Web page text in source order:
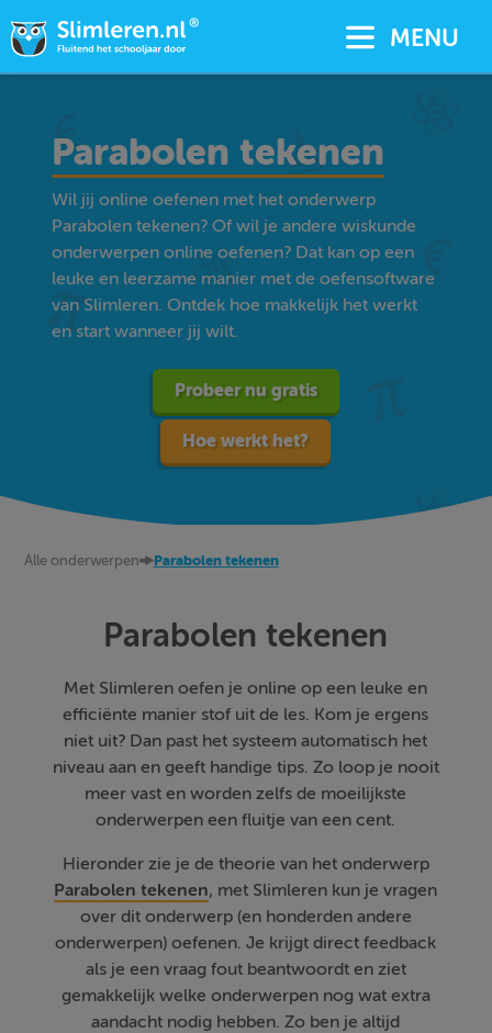
MENU
Parabolen tekenen
Wil jij online oefenen met het onderwerp
Parabolen tekenen? Of wil je andere wiskunde
onderwerpen online oefenen? Dat kan op een
leuke en leerzame manier met de oefensoftware
van Slimleren. Ontdek hoe makkelijk het werkt
en start wanneer jij wilt.
Probeer nu gratis
Hoe werkt het?
Alle onderwerpen Parabolen tekenen
Parabolen tekenen
Met Slimleren oefen je online op een leuke en
efficiënte manier stof uit de les. Kom je ergens
niet uit? Dan past het systeem automatisch het
niveau aan en geeft handige tips. Zo loop je nooit
meer vast en worden zelfs de moeilijkste
onderwerpen een fluitje van een cent.
Hieronder zie je de theorie van het onderwerp
Parabolen tekenen, met Slimleren kun je vragen
over dit onderwerp (en honderden andere
onderwerpen) oefenen. Je krijgt direct feedback
als je een vraag fout beantwoordt en ziet
gemakkelijk welke onderwerpen nog wat extra
aandacht nodig hebben. Zo ben je altijd